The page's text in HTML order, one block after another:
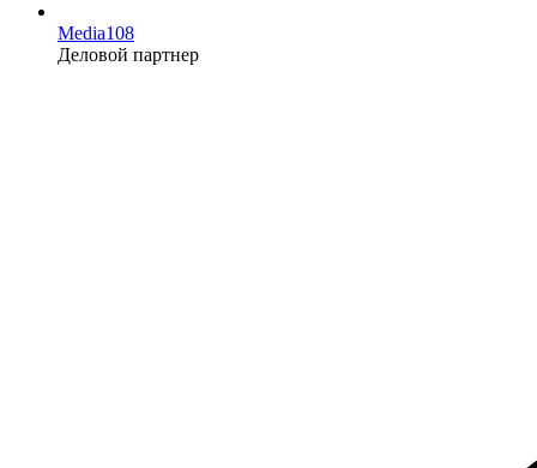
Media108
Деловой партнер